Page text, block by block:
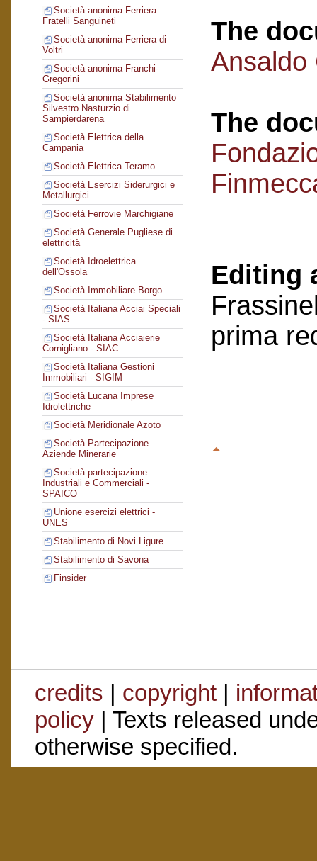
Società anonima Ferriera
Fratelli Sanguineti
Società anonima Ferriera di
Voltri
Società anonima Franchi-
Gregorini
Società anonima Stabilimento
Silvestro Nasturzio di
Sampierdarena
Società Elettrica della
Campania
Società Elettrica Teramo
Società Esercizi Siderurgici e
Metallurgici
Società Ferrovie Marchigiane
Società Generale Pugliese di
elettricità
Società Idroelettrica
dell'Ossola
Società Immobiliare Borgo
Società Italiana Acciai Speciali
- SIAS
Società Italiana Acciaierie
Cornigliano - SIAC
Società Italiana Gestioni
Immobiliari - SIGIM
Società Lucana Imprese
Idrolettriche
Società Meridionale Azoto
Società Partecipazione
Aziende Minerarie
Società partecipazione
Industriali e Commerciali -
SPAICO
Unione esercizi elettrici -
UNES
Stabilimento di Novi Ligure
Stabilimento di Savona
Finsider
The
Ansaldo
The
Editing
prima
credits | copyright|
policy| Texts released
otherwise specified.